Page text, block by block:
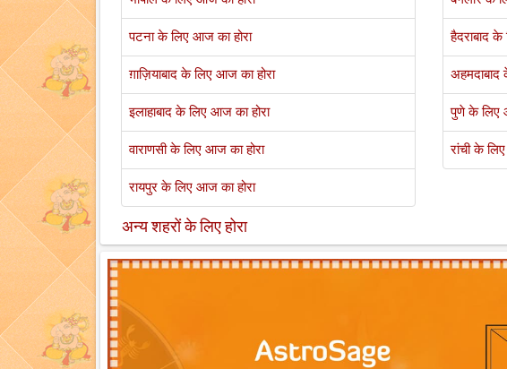
पटना के लिए आज का होरा
ग़ाज़ियाबाद के लिए आज का होरा
इलाहाबाद के लिए आज का होरा
वाराणसी के लिए आज का होरा
रायपुर के लिए आज का होरा
हैदराबाद
अहमदाबाद
पुणे के लिए
रांची के
अन्य शहरों के लिए होरा